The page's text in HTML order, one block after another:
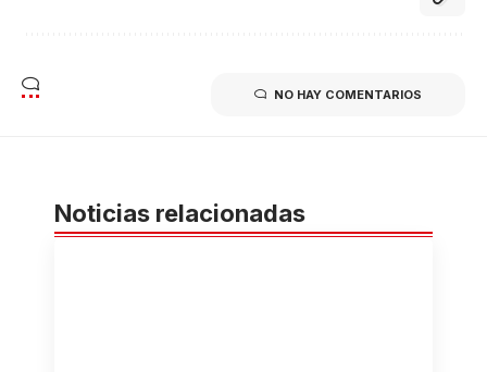
NO HAY COMENTARIOS
Noticias relacionadas